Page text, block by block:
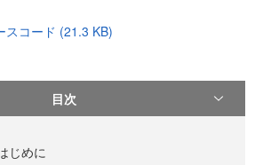
スコード (21.3 KB)
目次
じめに